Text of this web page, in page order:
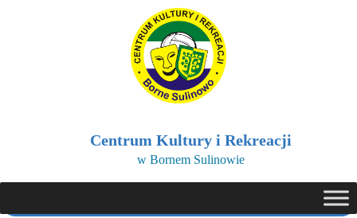
Centrum Kultury i Rekreacji
w Bornem Sulinowie